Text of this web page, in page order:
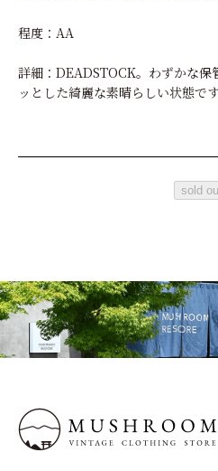
程度：AA
詳細：DEADSTOCK。わずかな保
ッとした綺麗な素晴らしい状態です
sold